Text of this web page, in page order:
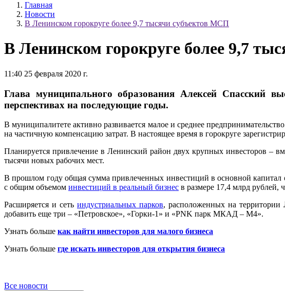
Главная
Новости
В Ленинском горокруге более 9,7 тысячи субъектов МСП
В Ленинском горокруге более 9,7
11:40 25 февраля 2020 г.
Глава муниципального образования Алексей Спасский
перспективах на последующие годы.
В муниципалитете активно развивается малое и среднее
на частичную компенсацию затрат. В настоящее время в горокруге
Планируется привлечение в Ленинский район двух крупных инвесторов –
тысячи новых рабочих мест.
В прошлом году общая сумма привлеченных инвестиций в основной капитал
с общим объемом инвестиций в реальный бизнес в размере 17,4 млрд рублей,
Расширяется и сеть индустриальных парков, расположенных на
добавить еще три – «Петровское», «Горки-1» и «PNK парк МКАД – М4».
Узнать больше как найти инвесторов для малого бизнеса
Узнать больше где искать инвесторов для открытия бизнеса
Все новости